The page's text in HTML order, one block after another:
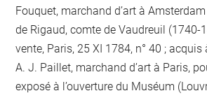
Fouquet, marchand d’art à
de Rigaud, comte de Vaudreuil (1740-
vente, Paris, 25 XI 1784, n° 40 ;
A. J. Paillet, marchand d’art à Paris,
exposé à l’ouverture du Muséum